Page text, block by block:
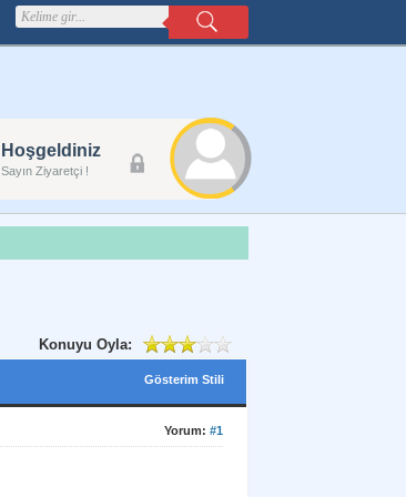
Hoşgeldiniz
Sayın Ziyaretçi !
Konuyu Oyla:
Gösterim Stili
Yorum: #1